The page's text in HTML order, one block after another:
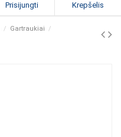
Prisijungti Krepšelis
Gartraukiai